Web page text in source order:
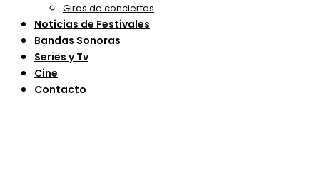
Giras de conciertos
Noticias de Festivales
Bandas Sonoras
Series y Tv
Cine
Contacto